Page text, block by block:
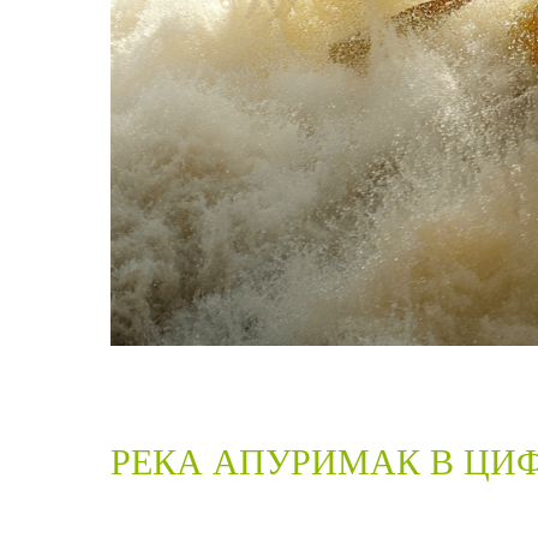
РЕКА АПУРИМАК В